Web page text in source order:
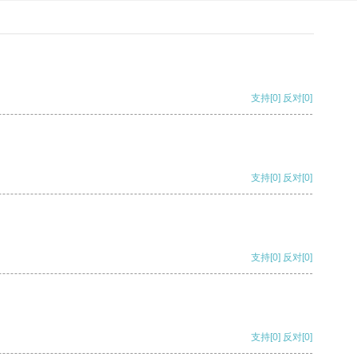
支持[0] 反对[0]
支持[0] 反对[0]
支持[0] 反对[0]
支持[0] 反对[0]